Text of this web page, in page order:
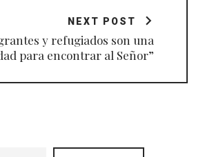
NEXT POST
y refugiados son una
para encontrar al Señor”